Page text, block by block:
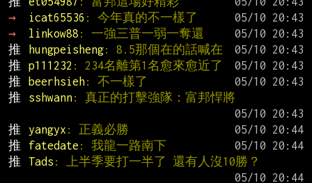
→
icat65536 : 今年真的不一樣了
→
linkow88 : 一強三普一弱一奪還
推
hungpeisheng: 8.5那個在的話喊在
推
p111232 : 234名離第1名愈來愈近了
推
beerhsieh: 不一樣了
推
sshwann: 真正的打擊強隊：富邦悍將
推
yangyx : 正義必勝
推
fatedate : 我龍一路南下
推
Tads : 上半季要打一半了 還有人沒10勝？